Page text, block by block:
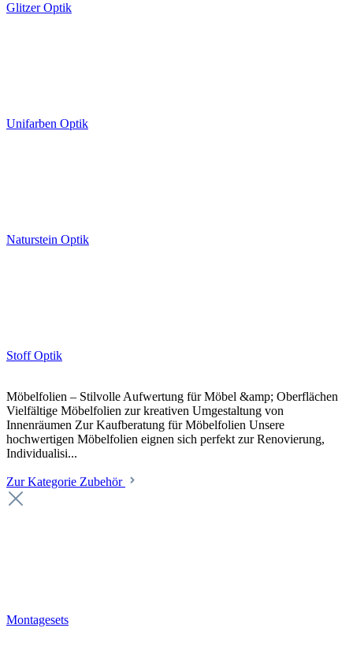
Glitzer Optik
Unifarben Optik
Naturstein Optik
Stoff Optik
Möbelfolien – Stilvolle Aufwertung für Möbel &amp; Oberflächen
Vielfältige Möbelfolien zur kreativen Umgestaltung von
Innenräumen Zur Kaufberatung für Möbelfolien Unsere
hochwertigen Möbelfolien eignen sich perfekt zur Renovierung,
Individualisi...
Zur Kategorie Zubehör
Montagesets